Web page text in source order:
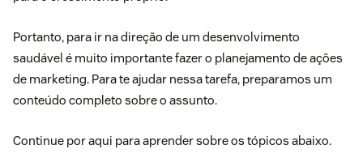
Portanto, para ir na direção de um desenvolvimento
saudável é muito importante fazer o planejamento de ações
de marketing. Para te ajudar nessa tarefa, preparamos um
conteúdo completo sobre o assunto.
Continue por aqui para aprender sobre os tópicos abaixo.